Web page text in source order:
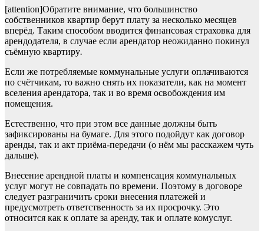
[attention]Обратите внимание, что большинство
собственников квартир берут плату за несколько месяцев
вперёд. Таким способом вводится финансовая страховка для
арендодателя, в случае если арендатор неожиданно покинул
съёмную квартиру.
Если же потребляемые коммунальные услуги оплачиваются
по счётчикам, то важно снять их показатели, как на момент
вселения арендатора, так и во время освобождения им
помещения.
Естественно, что при этом все данные должны быть
зафиксированы на бумаге. Для этого подойдут как договор
аренды, так и акт приёма-передачи (о нём мы расскажем чуть
дальше).
Внесение арендной платы и компенсация коммунальных
услуг могут не совпадать по времени. Поэтому в договоре
следует разграничить сроки внесения платежей и
предусмотреть ответственность за их просрочку. Это
относится как к оплате за аренду, так и оплате комуслуг.